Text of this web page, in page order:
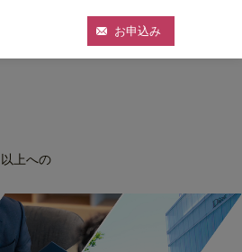
お申込み
以上への